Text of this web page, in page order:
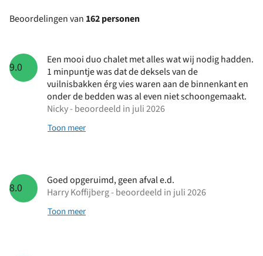
Beoordelingen van 162 personen
9.0
Een mooi duo chalet met alles wat wij nodig hadden.
1 minpuntje was dat de deksels van de
vuilnisbakken érg vies waren aan de binnenkant en
onder de bedden was al even niet schoongemaakt.
Nicky - beoordeeld in juli 2026
Toon meer
8.0
Goed opgeruimd, geen afval e.d.
Harry Koffijberg - beoordeeld in juli 2026
Toon meer